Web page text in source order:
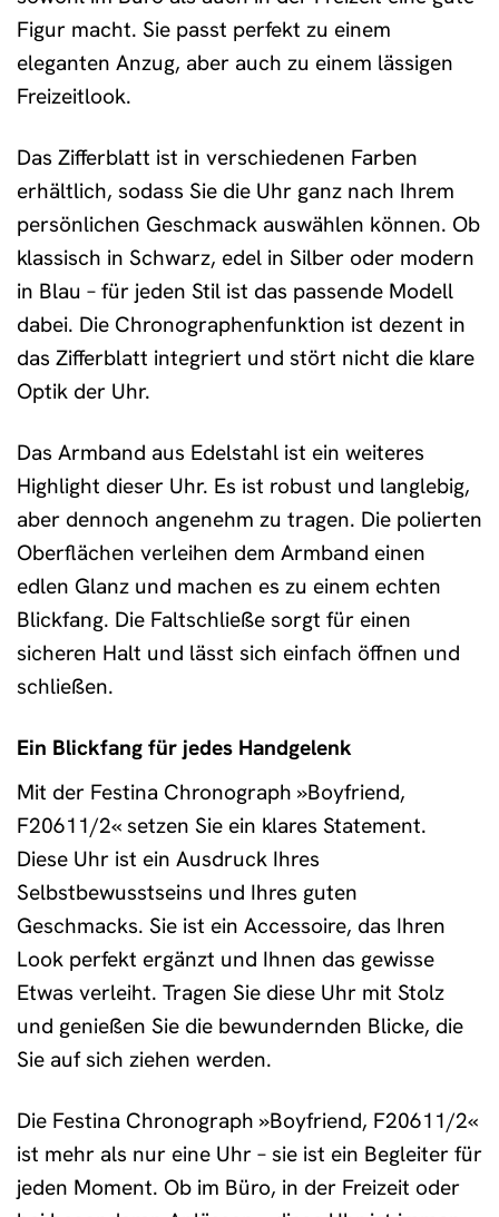
Figur macht. Sie passt perfekt zu einem
eleganten Anzug, aber auch zu einem lässigen
Freizeitlook.
Das Zifferblatt ist in verschiedenen Farben
erhältlich, sodass Sie die Uhr ganz nach Ihrem
persönlichen Geschmack auswählen können. Ob
klassisch in Schwarz, edel in Silber oder modern
in Blau – für jeden Stil ist das passende Modell
dabei. Die Chronographenfunktion ist dezent in
das Zifferblatt integriert und stört nicht die klare
Optik der Uhr.
Das Armband aus Edelstahl ist ein weiteres
Highlight dieser Uhr. Es ist robust und langlebig,
aber dennoch angenehm zu tragen. Die polierten
Oberflächen verleihen dem Armband einen
edlen Glanz und machen es zu einem echten
Blickfang. Die Faltschließe sorgt für einen
sicheren Halt und lässt sich einfach öffnen und
schließen.
Ein Blickfang für jedes Handgelenk
Mit der Festina Chronograph »Boyfriend,
F20611/2« setzen Sie ein klares Statement.
Diese Uhr ist ein Ausdruck Ihres
Selbstbewusstseins und Ihres guten
Geschmacks. Sie ist ein Accessoire, das Ihren
Look perfekt ergänzt und Ihnen das gewisse
Etwas verleiht. Tragen Sie diese Uhr mit Stolz
und genießen Sie die bewundernden Blicke, die
Sie auf sich ziehen werden.
Die Festina Chronograph »Boyfriend, F20611/2«
ist mehr als nur eine Uhr – sie ist ein Begleiter für
jeden Moment. Ob im Büro, in der Freizeit oder